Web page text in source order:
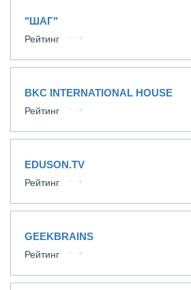
"ШАГ"
Рейтинг
BKC INTERNATIONAL HOUSE
Рейтинг
EDUSON.TV
Рейтинг
GEEKBRAINS
Рейтинг